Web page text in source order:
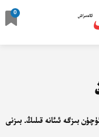
ئالدىراش
0
بىزگە ئىئانە قىلىڭ. بىزنى